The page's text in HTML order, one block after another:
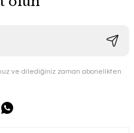
ve dilediğiniz zaman abonelikten